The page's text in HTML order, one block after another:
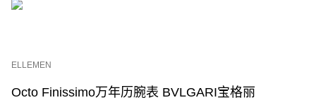
ELLEMEN
Octo Finissimo万年历腕表 BVLGARI宝格丽